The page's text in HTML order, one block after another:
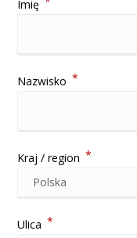
Imię
Nazwisko *
Kraj / region *
Ulica *